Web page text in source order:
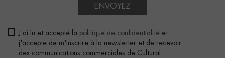
ENVOYEZ
J'ai lu et accepté la politique de confidentialité et
j'accepte de m'inscrire à la newsletter et de recevoir
des communications commerciales de Cultural